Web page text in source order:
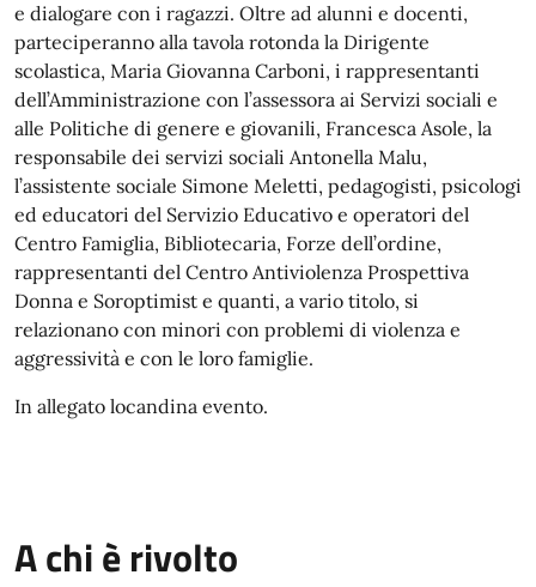
e dialogare con i ragazzi. Oltre ad alunni e docenti,
parteciperanno alla tavola rotonda la Dirigente
scolastica, Maria Giovanna Carboni, i rappresentanti
dell’Amministrazione con l’assessora ai Servizi sociali e
alle Politiche di genere e giovanili, Francesca Asole, la
responsabile dei servizi sociali Antonella Malu,
l’assistente sociale Simone Meletti, pedagogisti, psicologi
ed educatori del Servizio Educativo e operatori del
Centro Famiglia, Bibliotecaria, Forze dell’ordine,
rappresentanti del Centro Antiviolenza Prospettiva
Donna e Soroptimist e quanti, a vario titolo, si
relazionano con minori con problemi di violenza e
aggressività e con le loro famiglie.
In allegato locandina evento.
A chi è rivolto